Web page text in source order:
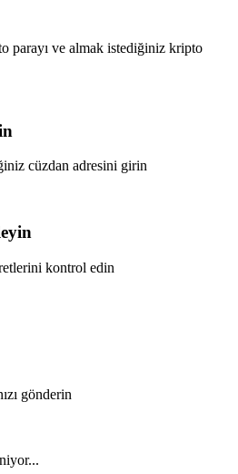
parayı ve almak istediğiniz kripto
cüzdan adresini girin
kontrol edin
gönderin